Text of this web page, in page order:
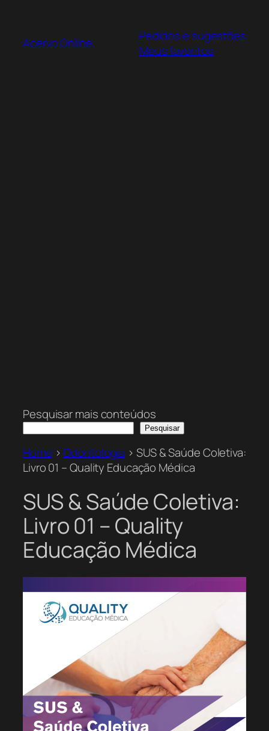
Acervo Online
Pedidos e sugestões
Meus favoritos
Pesquisar mais conteúdos
Pesquisar
Home >Odontologia > SUS & Saúde Coletiva:
Livro 01 – Quality Educação Médica
SUS & Saúde Coletiva:
Livro 01 – Quality
Educação Médica